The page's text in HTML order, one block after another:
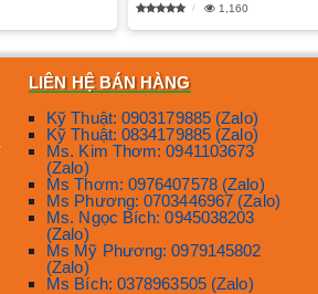
1,160
LIÊN HỆ BÁN HÀNG
Kỹ Thuật: 0903179885 (Zalo)
Kỹ Thuật: 0834179885 (Zalo)
Ms. Kim Thơm: 0941103673
(Zalo)
Ms Thơm: 0976407578 (Zalo)
Ms Phương: 0703446967 (Zalo)
Ms. Ngọc Bích: 0945038203
(Zalo)
Ms Mỹ Phương: 0979145802
(Zalo)
Ms Bích: 0378963505 (Zalo)